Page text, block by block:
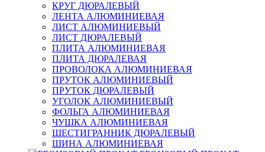
КРУГ ДЮРАЛЕВЫЙ
ЛЕНТА АЛЮМИНИЕВАЯ
ЛИСТ АЛЮМИНИЕВЫЙ
ЛИСТ ДЮРАЛЕВЫЙ
ПЛИТА АЛЮМИНИЕВАЯ
ПЛИТА ДЮРАЛЕВАЯ
ПРОВОЛОКА АЛЮМИНИЕВАЯ
ПРУТОК АЛЮМИНИЕВЫЙ
ПРУТОК ДЮРАЛЕВЫЙ
УГОЛОК АЛЮМИНИЕВЫЙ
ФОЛЬГА АЛЮМИНИЕВАЯ
ЧУШКА АЛЮМИНИЕВАЯ
ШЕСТИГРАННИК ДЮРАЛЕВЫЙ
ШИНА АЛЮМИНИЕВАЯ